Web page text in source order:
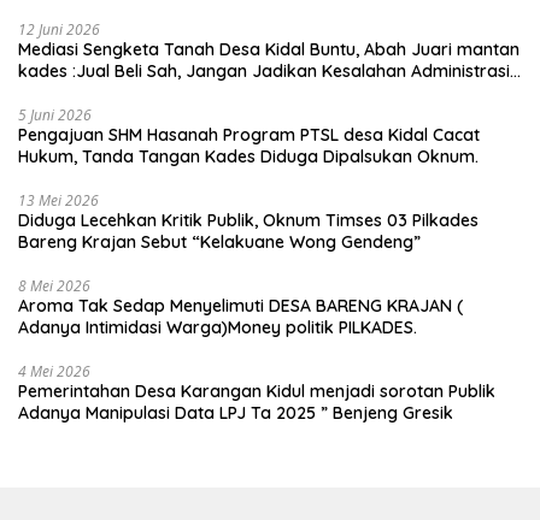
12 Juni 2026
Mediasi Sengketa Tanah Desa Kidal Buntu, Abah Juari mantan
kades :Jual Beli Sah, Jangan Jadikan Kesalahan Administrasi
5 Juni 2026
Pengajuan SHM Hasanah Program PTSL desa Kidal Cacat
Hukum, Tanda Tangan Kades Diduga Dipalsukan Oknum.
13 Mei 2026
Diduga Lecehkan Kritik Publik, Oknum Timses 03 Pilkades
Bareng Krajan Sebut “Kelakuane Wong Gendeng”
8 Mei 2026
Aroma Tak Sedap Menyelimuti DESA BARENG KRAJAN (
Adanya Intimidasi Warga)Money politik PILKADES.
4 Mei 2026
Pemerintahan Desa Karangan Kidul menjadi sorotan Publik
Adanya Manipulasi Data LPJ Ta 2025 ” Benjeng Gresik